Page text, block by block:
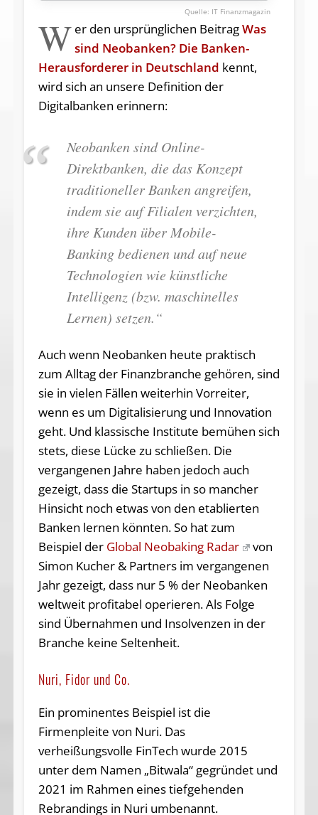
IT Finanzmagazin
W er den ursprünglichen BeitragWas
sind Neobanken? Die Banken-
Herausforderer in Deutschland kennt,
wird sich an unsere Definition der
Digitalbanken erinnern:
Neobanken sind Online-
Direktbanken, die das Konzept
traditioneller Banken angreifen,
indem sie auf Filialen verzichten,
ihre Kunden über Mobile-
Banking bedienen und auf neue
Technologien wie künstliche
Intelligenz (bzw. maschinelles
Lernen) setzen.“
Auch wenn Neobanken heute praktisch
zum Alltag der Finanzbranche gehören, sind
sie in vielen Fällen weiterhin Vorreiter,
wenn es um Digitalisierung und Innovation
geht. Und klassische Institute bemühen sich
stets, diese Lücke zu schließen. Die
vergangenen Jahre haben jedoch auch
gezeigt, dass die Startups in so mancher
Hinsicht noch etwas von den etablierten
Banken lernen könnten. So hat zum
Beispiel der Global Neobaking Radar
von
Simon Kucher & Partners im vergangenen
Jahr gezeigt, dass nur 5 % der Neobanken
weltweit profitabel operieren. Als Folge
sind Übernahmen und Insolvenzen in der
Branche keine Seltenheit.
Nuri, Fidor und Co.
Ein prominentes Beispiel ist die
Firmenpleite von Nuri. Das
verheißungsvolle FinTech wurde 2015
unter dem Namen „Bitwala“ gegründet und
2021 im Rahmen eines tiefgehenden
Rebrandings in Nuri umbenannt.